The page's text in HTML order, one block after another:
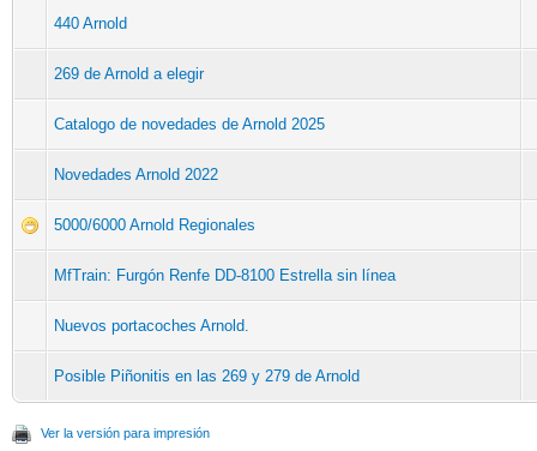
440 Arnold
269 de Arnold a elegir
Catalogo de novedades de Arnold 2025
Novedades Arnold 2022
5000/6000 Arnold Regionales
MfTrain: Furgón Renfe DD-8100 Estrella sin línea
Nuevos portacoches Arnold.
Posible Piñonitis en las 269 y 279 de Arnold
Ver la versión para impresión